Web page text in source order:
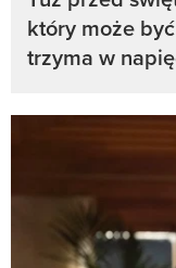
który może
trzyma w